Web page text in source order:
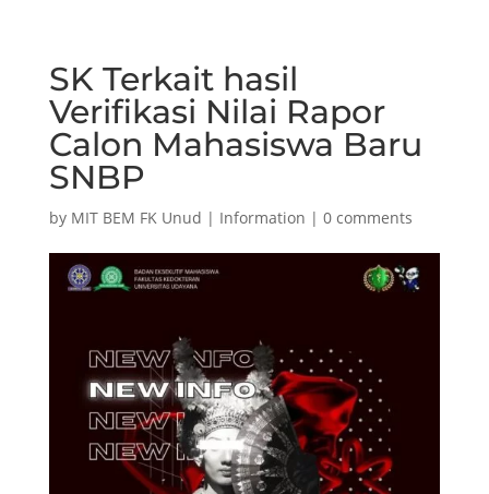
SK Terkait hasil
Verifikasi Nilai Rapor
Calon Mahasiswa Baru
SNBP
by MIT BEM FK Unud | Information | 0 comments